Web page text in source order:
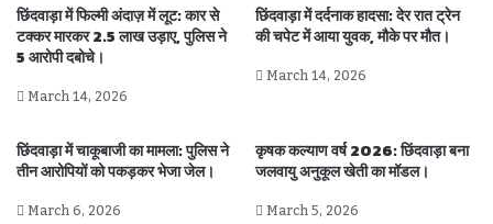
छिंदवाड़ा में फिल्मी अंदाज़ में लूट: कार से
टक्कर मारकर 2.5 लाख उड़ाए, पुलिस ने
5 आरोपी दबोचे।
March 14, 2026
छिंदवाड़ा में दर्दनाक हादसा: देर रात ट्रेन
की चपेट में आया युवक, मौके पर मौत।
March 14, 2026
छिंदवाड़ा में चाकूबाजी का मामला: पुलिस ने
तीन आरोपियों को पकड़कर भेजा जेल।
March 6, 2026
कृषक कल्याण वर्ष 2026: छिंदवाड़ा बना
जलवायु अनुकूल खेती का मॉडल।
March 5, 2026